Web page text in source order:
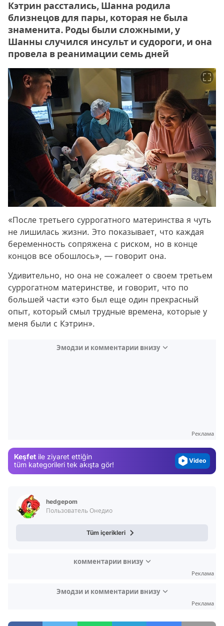
Кэтрин расстались, Шанна родила
близнецов для пары, которая не была
знаменита. Роды были сложными, у
Шанны случился инсульт и судороги, и она
провела в реанимации семь дней
«После третьего суррогатного материнства я чуть
не лишилась жизни. Это показывает, что каждая
беременность сопряжена с риском, но в конце
концов все обошлось», — говорит она.
Удивительно, но она не сожалеет о своем третьем
суррогатном материнстве, и говорит, что по
большей части «это был еще один прекрасный
опыт, который смыл трудные времена, которые у
меня были с Кэтрин».
Эмодзи и комментарии внизу
Реклама
Keşfet ile ziyaret ettiğin
tüm kategorileri tek akışta gör!
Test
hedgepom
Пользователь Онедио
Tüm içerikleri
комментарии внизу
Реклама
Эмодзи и комментарии внизу
Реклама